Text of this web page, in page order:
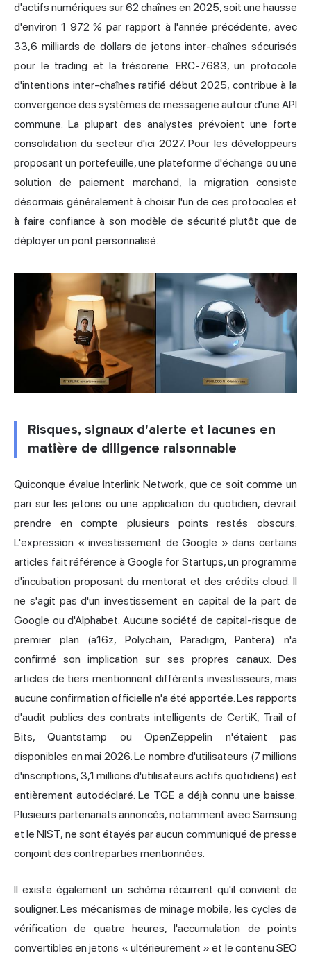
d'actifs numériques sur 62 chaînes en 2025, soit une hausse
d'environ 1 972 % par rapport à l'année précédente, avec
33,6 milliards de dollars de jetons inter-chaînes sécurisés
pour le trading et la trésorerie. ERC-7683, un protocole
d'intentions inter-chaînes ratifié début 2025, contribue à la
convergence des systèmes de messagerie autour d'une API
commune. La plupart des analystes prévoient une forte
consolidation du secteur d'ici 2027. Pour les développeurs
proposant un portefeuille, une plateforme d'échange ou une
solution de paiement marchand, la migration consiste
désormais généralement à choisir l'un de ces protocoles et
à faire confiance à son modèle de sécurité plutôt que de
déployer un pont personnalisé.
Risques, signaux d'alerte et lacunes en
matière de diligence raisonnable
Quiconque évalue Interlink Network, que ce soit comme un
pari sur les jetons ou une application du quotidien, devrait
prendre en compte plusieurs points restés obscurs.
L'expression « investissement de Google » dans certains
articles fait référence à Google for Startups, un programme
d'incubation proposant du mentorat et des crédits cloud. Il
ne s'agit pas d'un investissement en capital de la part de
Google ou d'Alphabet. Aucune société de capital-risque de
premier plan (a16z, Polychain, Paradigm, Pantera) n'a
confirmé son implication sur ses propres canaux. Des
articles de tiers mentionnent différents investisseurs, mais
aucune confirmation officielle n'a été apportée. Les rapports
d'audit publics des contrats intelligents de CertiK, Trail of
Bits, Quantstamp ou OpenZeppelin n'étaient pas
disponibles en mai 2026. Le nombre d'utilisateurs (7 millions
d'inscriptions, 3,1 millions d'utilisateurs actifs quotidiens) est
entièrement autodéclaré. Le TGE a déjà connu une baisse.
Plusieurs partenariats annoncés, notamment avec Samsung
et le NIST, ne sont étayés par aucun communiqué de presse
conjoint des contreparties mentionnées.
Il existe également un schéma récurrent qu'il convient de
souligner. Les mécanismes de minage mobile, les cycles de
vérification de quatre heures, l'accumulation de points
convertibles en jetons « ultérieurement » et le contenu SEO